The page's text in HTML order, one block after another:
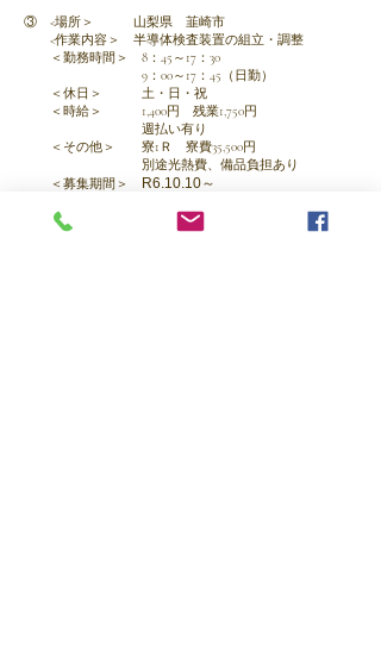
③ <場所＞ 山梨県 韮崎市
<作業内容＞ 半導体検査装置の組立・調整
＜勤務時間＞ 8：45～17：30
9：00～17：45（日勤）
＜休日＞ 土・日・祝
＜時給＞ 1,400円 残業1,750円
週払い有り
＜その他＞ 寮1Ｒ 寮費35,500円
別途光熱費、備品負担あり​
＜募集期間＞
R6.10.10～